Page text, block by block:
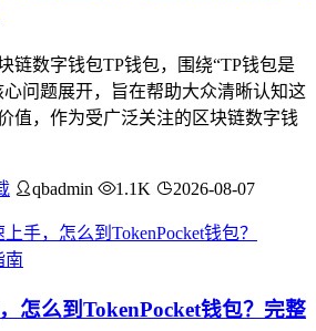
链数字钱包TP钱包，围绕“TP钱包是
问题展开，旨在帮助大众清晰认知这
值，作为受广泛关注的区块链数字钱
qbadmin 1.1K 2026-08-07
怎么到TokenPocket钱包？完整